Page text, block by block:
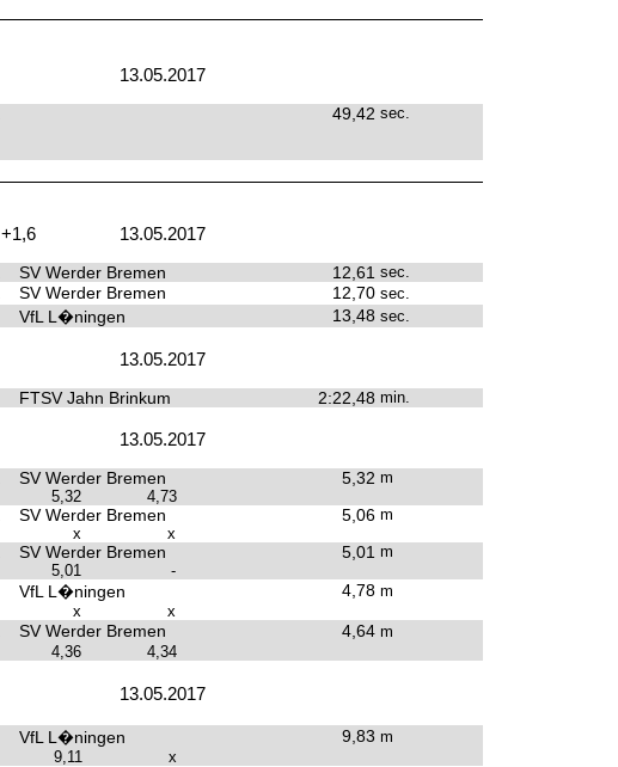
13.05.2017
49,42 sec.
+1,6 13.05.2017
SV Werder Bremen 12,61 sec.
SV Werder Bremen 12,70 sec.
VfL L�ningen 13,48 sec.
13.05.2017
FTSV Jahn Brinkum 2:22,48 min.
13.05.2017
SV Werder Bremen 5,32 m
5,32 4,73
SV Werder Bremen 5,06 m
x x
SV Werder Bremen 5,01 m
5,01 -
VfL L�ningen 4,78 m
x x
SV Werder Bremen 4,64 m
4,36 4,34
13.05.2017
VfL L�ningen 9,83 m
9,11 x